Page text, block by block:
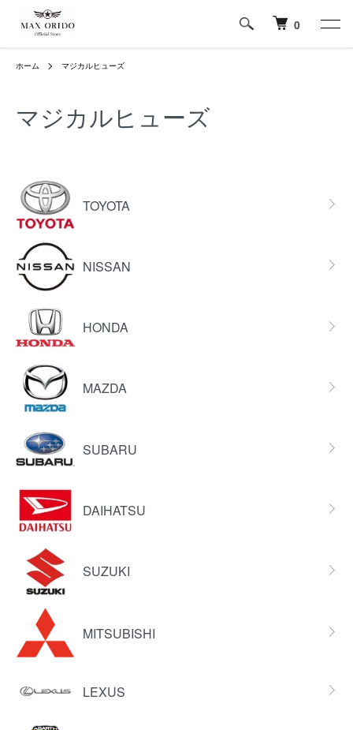
0
ホーム マジカルヒューズ
マジカルヒューズ
TOYOTA
NISSAN
HONDA
MAZDA
SUBARU
DAIHATSU
SUZUKI
MITSUBISHI
LEXUS